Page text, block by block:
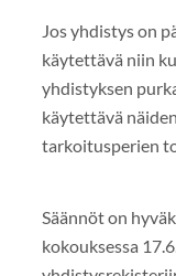
Jos yhdistys on
käytettävä niin
yhdistyksen
käytettävä
tarkoitusperien
Säännöt on
kokouksessa